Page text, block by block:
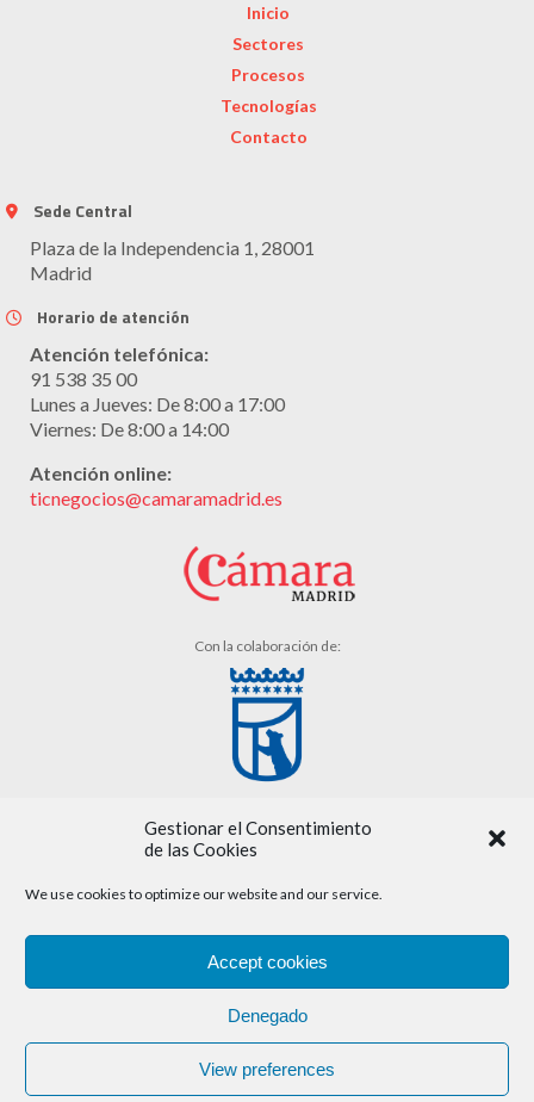
Gestionar el Consentimiento
de las Cookies
We use cookies to optimize our website and our service.
Accept cookies
Denegado
View preferences
Inicio
Sectores
Procesos
Tecnologías
Contacto
Sede Central
Plaza de la Independencia 1, 28001
Madrid
Horario de atención
Atención telefónica:
91 538 35 00
Lunes a Jueves: De 8:00 a 17:00
Viernes: De 8:00 a 14:00
Atención online:
ticnegocios@camaramadrid.es
Con la colaboración de:
Aviso legal
Política de privacidad